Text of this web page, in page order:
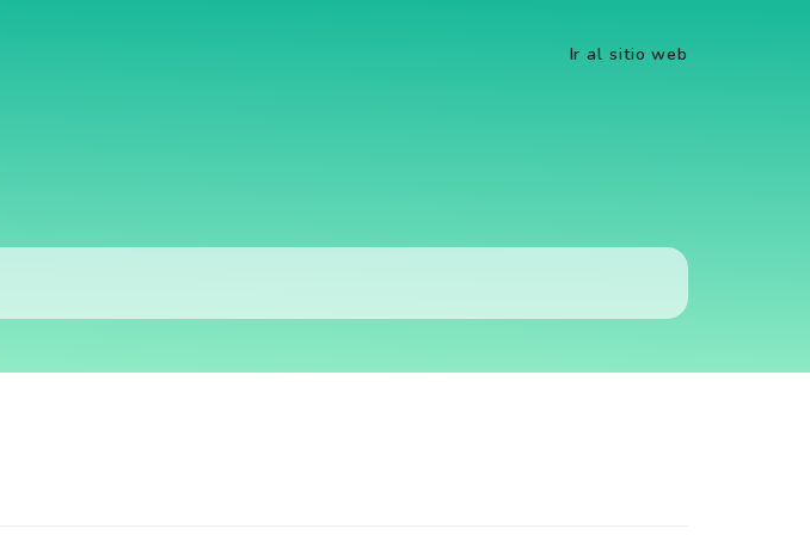
Ir al sitio web